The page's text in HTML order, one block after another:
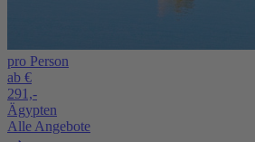
pro Person
ab €
291,-
Ägypten
Alle Angebote